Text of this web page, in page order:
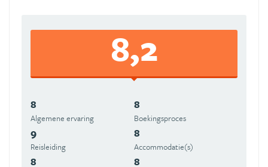
8,2
8
Algemene ervaring
8
Boekingsproces
9
Reisleiding
8
Accommodatie(s)
8 8